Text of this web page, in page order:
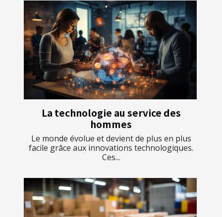
La technologie au service des
hommes
Le monde évolue et devient de plus en plus
facile grâce aux innovations technologiques.
Ces...